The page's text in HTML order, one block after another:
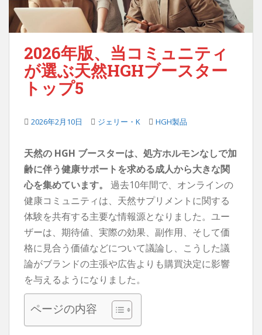
2026年版、当コミュニティ
が選ぶ天然HGHブースター
トップ5
2026年2月10日 ジェリー・K HGH製品
天然の HGH ブースターは、処方ホルモンなしで加
齢に伴う健康サポートを求める成人から大きな関
心を集めています。
過去10年間で、オンラインの
健康コミュニティは、天然サプリメントに関する
体験を共有する主要な情報源となりました。ユー
ザーは、期待値、実際の効果、副作用、そして価
格に見合う価値などについて議論し、こうした議
論がブランドの主張や広告よりも購買決定に影響
を与えるようになりました。
ページの内容